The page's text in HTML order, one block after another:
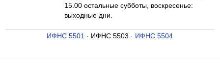
15.00 остальные субботы, воскресенье:
выходные дни.
ИФНС 5501 · ИФНС 5503 · ИФНС 5504